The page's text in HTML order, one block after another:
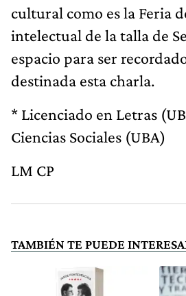
cultural como es la Feria
intelectual de la talla de
espacio para ser
destinada esta charla.
* Licenciado en Letras
Ciencias Sociales (UBA)
LM CP
TAMBIÉN TE PUEDE